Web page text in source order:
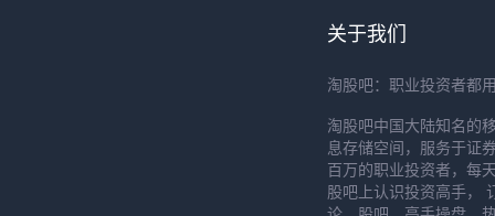
关于我们
淘股吧：职业投资者都
淘股吧中国大陆知名的
息存储空间，服务于证
百万的职业投资者，每
股吧上认识投资高手，